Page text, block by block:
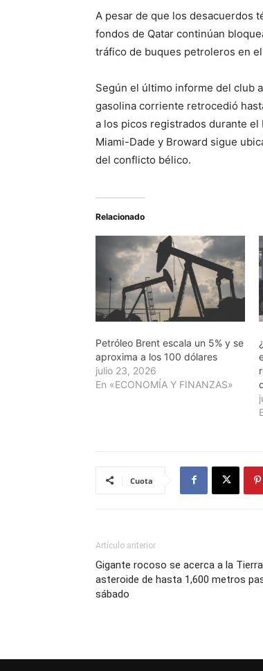
A pesar de que los desacuerdos
fondos de Qatar continúan
tráfico de buques petroleros en
Según el último informe del club
gasolina corriente retrocedió
a los picos registrados durante
Miami-Dade y Broward sigue
del conflicto bélico.
Relacionado
Petróleo Brent escala un 5% y se
aproxima a los 100 dólares
julio 23, 2026
En «ECONOMÍA Y FINANZAS»
Cuota
Artículo anterior
Gigante rocoso se acerca a la
asteroide de hasta 1,600 metros
sábado